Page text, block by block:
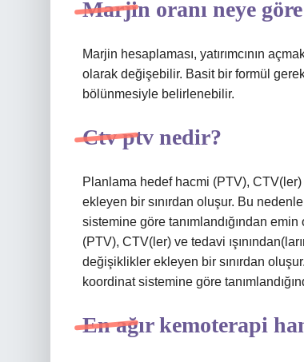
Marjin oranı neye
Marjin hesaplaması, yatırımcının
olarak değişebilir. Basit bir formül
bölünmesiyle belirlenebilir.
Ctv ptv nedir?
Planlama hedef hacmi (PTV),
ekleyen bir sınırdan oluşur. Bu
sistemine göre tanımlandığından
(PTV), CTV(ler) ve tedavi
değişiklikler ekleyen bir sınırdan
koordinat sistemine göre
En ağır kemoterapi